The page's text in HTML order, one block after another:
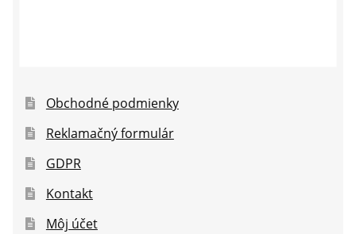
Obchodné podmienky
Reklamačný formulár
GDPR
Kontakt
Môj účet